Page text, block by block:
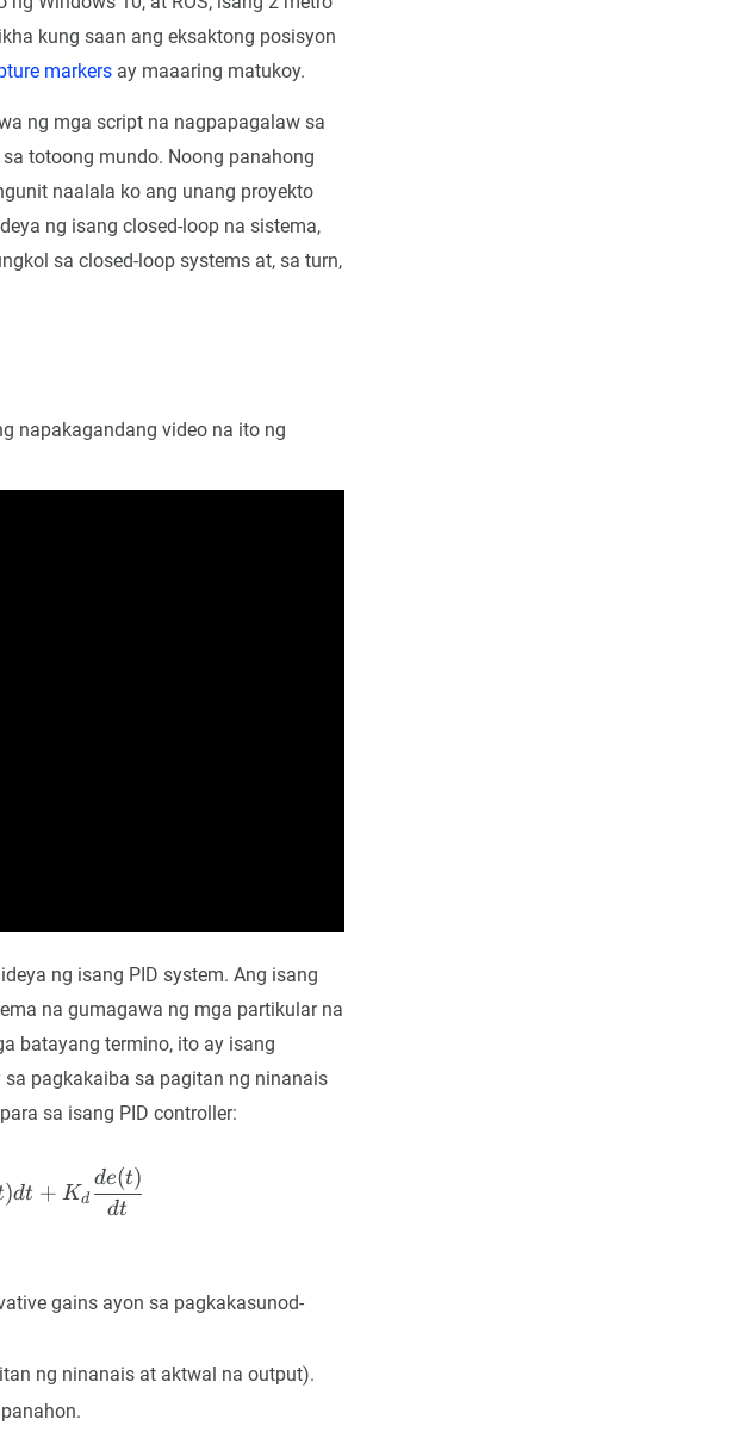
kung saan ang eksaktong posisyon
markers ay maaaring matukoy.
ng mga script na nagpapagalaw sa
totoong mundo. Noong panahong
naalala ko ang unang proyekto
ng isang closed-loop na sistema,
sa closed-loop systems at, sa turn,
napakagandang video na ito ng
ng isang PID system. Ang isang
na gumagawa ng mga partikular na
batayang termino, ito ay isang
pagkakaiba sa pagitan ng ninanais
sa isang PID controller:
K_p e(t) + K_i \int e(t) dt + K_d \frac{de(t)}{dt}
)dt + Kd dt
de(t)
gains ayon sa pagkakasunod-
ng ninanais at aktwal na output).